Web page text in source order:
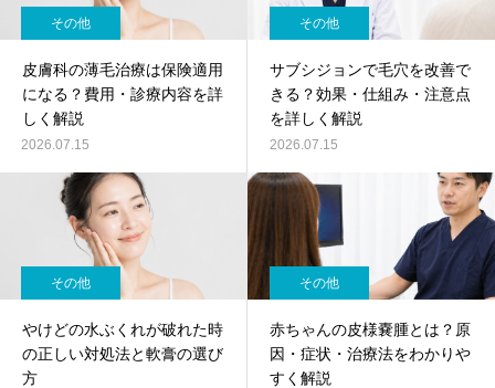
その他
皮膚科の薄毛治療は保険適用
になる？費用・診療内容を詳
しく解説
2026.07.15
その他
サブシジョンで毛穴を改善で
きる？効果・仕組み・注意点
を詳しく解説
2026.07.15
その他
やけどの水ぶくれが破れた時
の正しい対処法と軟膏の選び
方
その他
赤ちゃんの皮様嚢腫とは？原
因・症状・治療法をわかりや
すく解説